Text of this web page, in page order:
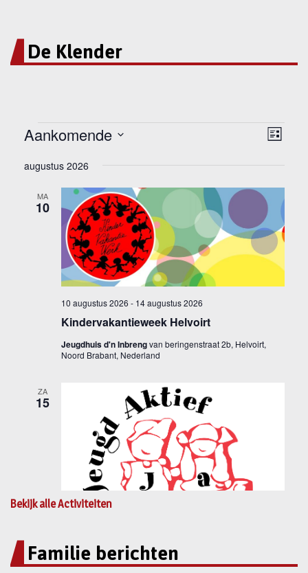
De Klender
Bekijk alle Activiteiten
Familie berichten